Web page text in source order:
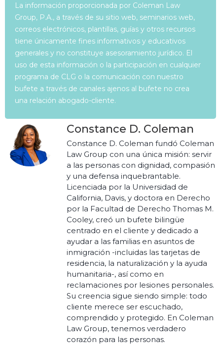
La información proporcionada por Coleman Law
Group, P.A., a través de su sitio web, seminarios web,
correos electrónicos, plantillas, guías y otros recursos
tiene únicamente fines informativos y educativos
generales y no constituye asesoramiento jurídico. El
uso de esta información o la participación en cualquier
programa de CLG o la comunicación con nuestro
bufete a través de canales ajenos al bufete no crea
una relación abogado-cliente.
Constance D. Coleman
Constance D. Coleman fundó Coleman
Law Group con una única misión: servir
a las personas con dignidad, compasión
y una defensa inquebrantable.
Licenciada por la Universidad de
California, Davis, y doctora en Derecho
por la Facultad de Derecho Thomas M.
Cooley, creó un bufete bilingüe
centrado en el cliente y dedicado a
ayudar a las familias en asuntos de
inmigración -incluidas las tarjetas de
residencia, la naturalización y la ayuda
humanitaria-, así como en
reclamaciones por lesiones personales.
Su creencia sigue siendo simple: todo
cliente merece ser escuchado,
comprendido y protegido. En Coleman
Law Group, tenemos verdadero
corazón para las personas.